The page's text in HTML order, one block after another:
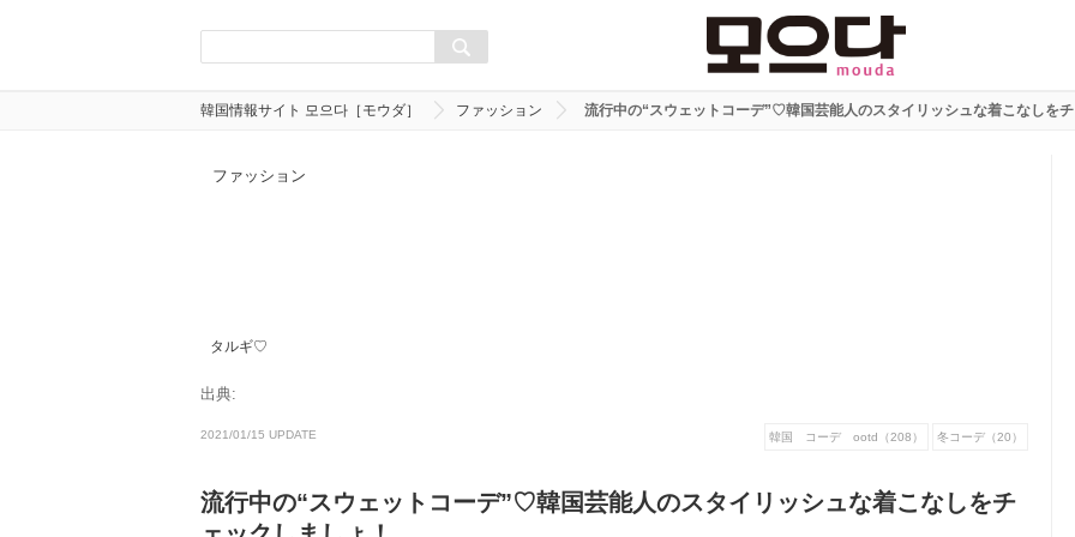
韓国情報サイト 모으다［モウダ］ ファッション 流行中の“スウェットコーデ”♡韓国芸能人のスタイリッシュな着こなしをチ
ファッション
タルギ♡
出典:
2021/01/15 UPDATE 韓国 コーデ ootd（208） 冬コーデ（20）
流行中の“スウェットコーデ”♡韓国芸能人のスタイリッシュな着こなしをチ